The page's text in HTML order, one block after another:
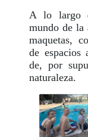
A lo largo
mundo de la
maquetas,
de espacios
de, por
naturaleza.